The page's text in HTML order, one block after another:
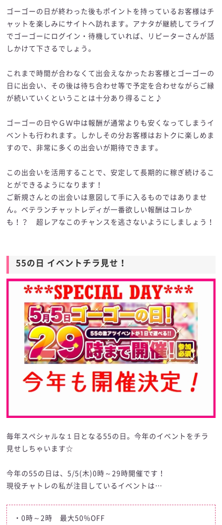
ゴーゴーの日が終わった後もポイントを持っているお客様はチ
ャットを楽しみにサイトへ訪れます。アナタが継続してライブ
でゴーゴーにログイン・待機していれば、リピーターさんが話
しかけて下さるでしょう。
これまで時間が合わなくて出会えなかったお客様とゴーゴーの
日に出会い、その後は待ち合わせ等で予定を合わせながらご縁
が続いていくということは十分あり得ること♪
ゴーゴーの日やＧＷ中は報酬が通常よりも安くなってしまうイ
ベントも行われます。しかしその分お客様はおトクに楽しめま
すので、非常に多くの出会いが期待できます。
この出会いを活用することで、安定して長期的に稼ぎ続けるこ
とができるようになります！
ご新規さんとの出会いは意図して手に入るものではありませ
ん。ベテランチャットレディが一番欲しい報酬はコレか
も！？ 超レアなこのチャンスを逃さないようにしましょう！
55の日 イベントチラ見せ！
毎年スペシャルな１日となる55の日。今年のイベントをチラ
見せしちゃいます☆
今年の55の日は、5/5(木)0時～29時開催です！
現役チャトレの私が注目しているイベントは…
・0時～2時 最大50%OFF